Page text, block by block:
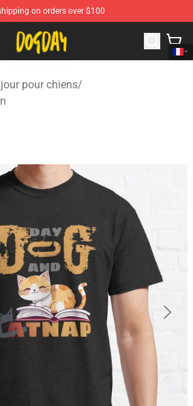
on orders over $100
DogDay Merchandise Shop
pour chiens/